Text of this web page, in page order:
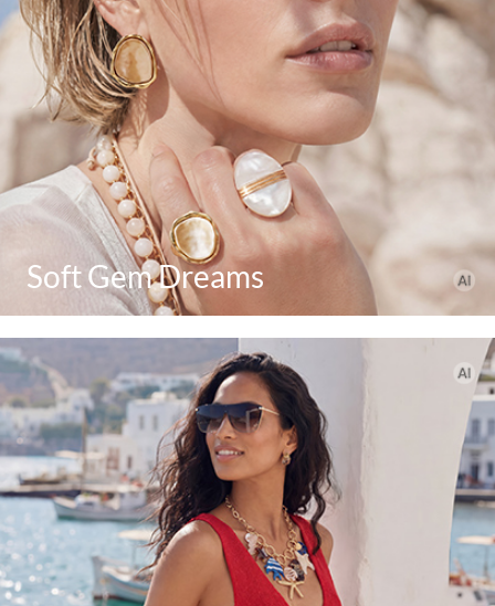
Soft Gem Dreams